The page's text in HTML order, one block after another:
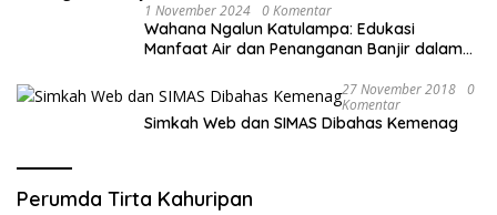
1 November 2024 0 Komentar
Wahana Ngalun Katulampa: Edukasi
Manfaat Air dan Penanganan Banjir dalam
27 November 2018 0
Komentar
Simkah Web dan SIMAS Dibahas Kemenag
Perumda Tirta Kahuripan